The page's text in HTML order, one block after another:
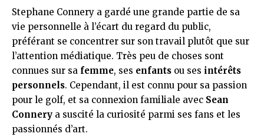
Stephane Connery a gardé une grande partie de sa
vie personnelle à l’écart du regard du public,
préférant se concentrer sur son travail plutôt que sur
l’attention médiatique. Très peu de choses sont
connues sur sa femme, ses enfants ou ses intérêts
personnels. Cependant, il est connu pour sa passion
pour le golf, et sa connexion familiale avec Sean
Connery a suscité la curiosité parmi ses fans et les
passionnés d’art.